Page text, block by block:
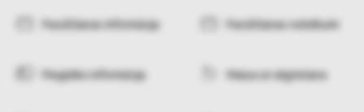
Pasūtīšanas informācija Pasūtīšanas noteikumi
Piegādes informācija Maiņa un atgriešana